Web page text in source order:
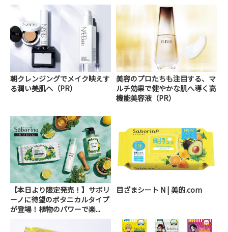
朝クレンジングでメイク映えす
る潤い美肌へ（PR）
美容のプロたちも注目する、マ
ルチ効果で健やかな肌へ導く高
機能美容液（PR）
【本日より限定発売！】サボリ
ーノに待望のボタニカルタイプ
が登場！植物のパワーで楽...
目ざまシート N | 美的.com